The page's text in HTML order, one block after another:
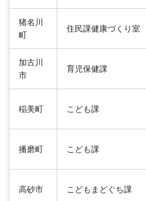
猪名川
町
住民課健康づくり室
加古川
市
育児保健課
稲美町 こども課
播磨町 こども課
高砂市 こどもまどぐち課